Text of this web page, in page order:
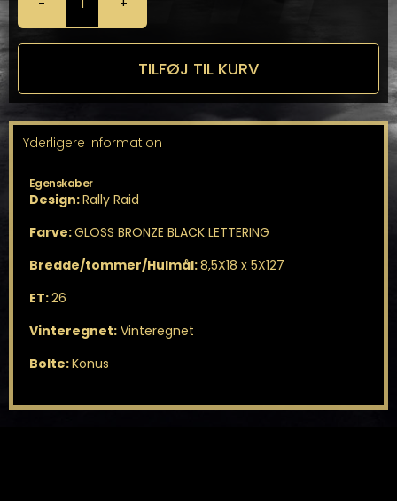
OZ
Rally
Raid
antal
TILFØJ TIL KURV
Yderligere information
Egenskaber
Design:Rally Raid
Farve:GLOSS BRONZE BLACK LETTERING
Bredde/tommer/Hulmål:8,5X18 x 5X127
ET:26
Vinteregnet:Vinteregnet
Bolte:Konus